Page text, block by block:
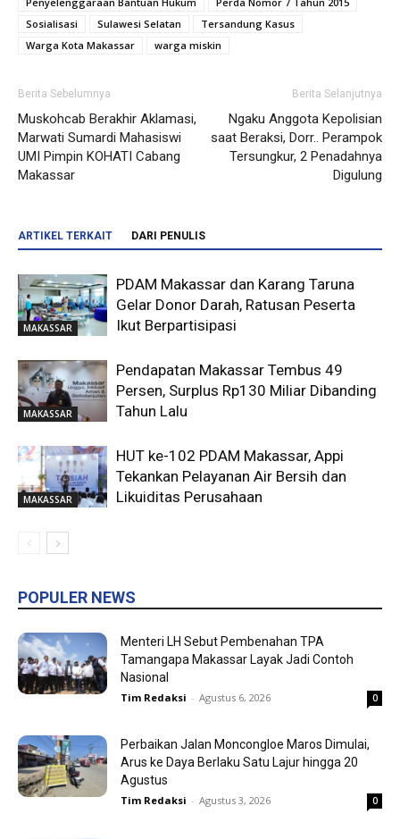
Sosialisasi
Sulawesi Selatan
Tersandung Kasus
Warga Kota Makassar
warga miskin
Berita Sebelumnya
Muskohcab Berakhir Aklamasi,
Marwati Sumardi Mahasiswi
UMI Pimpin KOHATI Cabang
Makassar
Berita Selanjutnya
Ngaku Anggota Kepolisian
saat Beraksi, Dorr.. Perampok
Tersungkur, 2 Penadahnya
Digulung
ARTIKEL TERKAIT DARI PENULIS
MAKASSAR
PDAM Makassar dan Karang Taruna
Gelar Donor Darah, Ratusan Peserta
Ikut Berpartisipasi
MAKASSAR
Pendapatan Makassar Tembus 49
Persen, Surplus Rp130 Miliar Dibanding
Tahun Lalu
MAKASSAR
HUT ke-102 PDAM Makassar, Appi
Tekankan Pelayanan Air Bersih dan
Likuiditas Perusahaan
POPULER NEWS
Menteri LH Sebut Pembenahan TPA
Tamangapa Makassar Layak Jadi Contoh
Nasional
Tim Redaksi - Agustus 6, 2026 0
Perbaikan Jalan Moncongloe Maros Dimulai,
Arus ke Daya Berlaku Satu Lajur hingga 20
Agustus
Tim Redaksi - Agustus 3, 2026 0